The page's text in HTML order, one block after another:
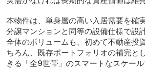
本物件は、単身層の高い入居需要を確
分譲マンションと同等の設備仕様で設
全体のボリュームも、初めて不動産投
ちろん、既存ポートフォリオの補完と
きる「全9世帯」のスマートなスケール